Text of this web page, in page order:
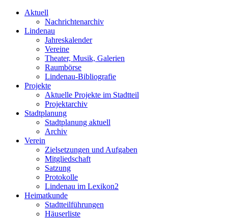
Aktuell
Nachrichtenarchiv
Lindenau
Jahreskalender
Vereine
Theater, Musik, Galerien
Raumbörse
Lindenau-Bibliografie
Projekte
Aktuelle Projekte im Stadtteil
Projektarchiv
Stadtplanung
Stadtplanung aktuell
Archiv
Verein
Zielsetzungen und Aufgaben
Mitgliedschaft
Satzung
Protokolle
Lindenau im Lexikon2
Heimatkunde
Stadtteilführungen
Häuserliste